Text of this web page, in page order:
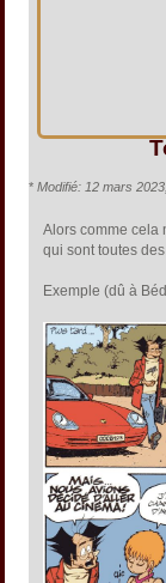
* Modifié: 12 mars
Alors comme cela
qui sont toutes
Exemple (dû à